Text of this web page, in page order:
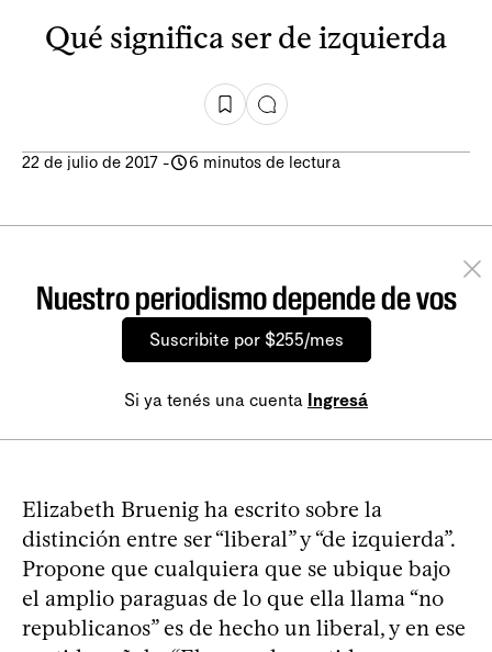
Qué significa ser de izquierda
22 de julio de 2017 - 6 minutos de lectura
Nuestro periodismo depende de vos
Suscribite por $255/mes
Si ya tenés una cuenta Ingresá
Elizabeth Bruenig ha escrito sobre la
distinción entre ser “liberal” y “de izquierda”.
Propone que cualquiera que se ubique bajo
el amplio paraguas de lo que ella llama “no
republicanos” es de hecho un liberal, y en ese